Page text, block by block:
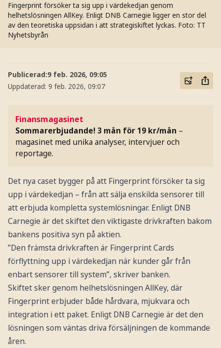
Fingerprint försöker ta sig upp i värdekedjan genom
helhetslösningen AllKey. Enligt DNB Carnegie ligger en stor del
av den teoretiska uppsidan i att strategiskiftet lyckas. Foto: TT
Nyhetsbyrån
Publicerad:9 feb. 2026, 09:05
Uppdaterad: 9 feb. 2026, 09:07
Finansmagasinet
Sommarerbjudande! 3 mån för 19 kr/mån –
magasinet med unika analyser, intervjuer och
reportage.
Det nya caset bygger på att Fingerprint försöker ta sig
upp i värdekedjan – från att sälja enskilda sensorer till
att erbjuda kompletta systemlösningar. Enligt DNB
Carnegie är det skiftet den viktigaste drivkraften bakom
bankens positiva syn på aktien.
”Den främsta drivkraften är Fingerprint Cards
förflyttning upp i värdekedjan när kunder går från
enbart sensorer till system”, skriver banken.
Skiftet sker genom helhetslösningen AllKey, där
Fingerprint erbjuder både hårdvara, mjukvara och
integration i ett paket. Enligt DNB Carnegie är det den
lösningen som väntas driva försäljningen de kommande
åren.